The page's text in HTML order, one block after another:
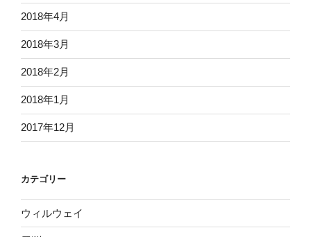
2018年4月
2018年3月
2018年2月
2018年1月
2017年12月
カテゴリー
ウィルウェイ